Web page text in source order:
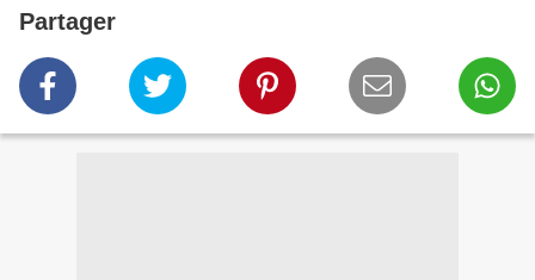
Partager